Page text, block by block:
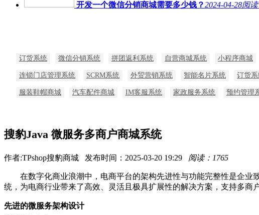
开发一个微信分销商城需要多少钱？2024-04-28阅
订货系统 微信分销系统 拼团返利系统 自营商城系统 小程序商城
连锁门店管理系统 SCRM系统 外贸营销系统 智能名片系统 订货
服装鞋帽商城 汽车配件商城 IM客服系统 家政服务系统 预约管理
搜豹Java 微服务多商户商城系统
作者:TPshop搜豹商城 发布时间：2025-03-20 19:29 阅读：1765
在数字化商业浪潮中，电商平台的架构先进性与功能完整性是企业
统，为电商行业带来了高效、灵活且极具扩展性的解决方案，支持多商
先进的微服务架构设计